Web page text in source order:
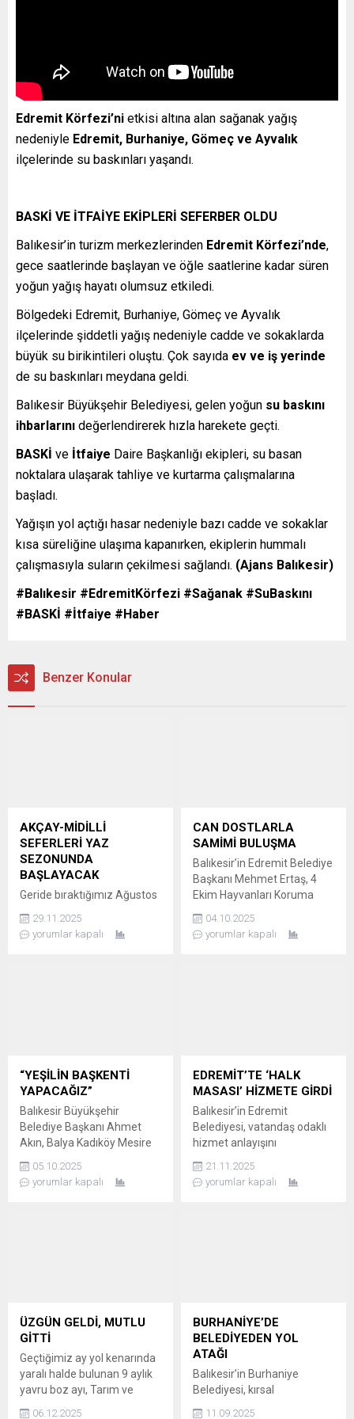
Edremit Körfezi’ni etkisi altına alan sağanak yağış
nedeniyle Edremit, Burhaniye, Gömeç ve Ayvalık
ilçelerinde su baskınları yaşandı.
BASKİ VE İTFAİYE EKİPLERİ SEFERBER OLDU
Balıkesir’in turizm merkezlerinden Edremit Körfezi’nde,
gece saatlerinde başlayan ve öğle saatlerine kadar süren
yoğun yağış hayatı olumsuz etkiledi.
Bölgedeki Edremit, Burhaniye, Gömeç ve Ayvalık
ilçelerinde şiddetli yağış nedeniyle cadde ve sokaklarda
büyük su birikintileri oluştu. Çok sayıda ev ve iş yerinde
de su baskınları meydana geldi.
Balıkesir Büyükşehir Belediyesi, gelen yoğun su baskını
ihbarlarını değerlendirerek hızla harekete geçti.
BASKİ ve İtfaiye Daire Başkanlığı ekipleri, su basan
noktalara ulaşarak tahliye ve kurtarma çalışmalarına
başladı.
Yağışın yol açtığı hasar nedeniyle bazı cadde ve sokaklar
kısa süreliğine ulaşıma kapanırken, ekiplerin hummalı
çalışmasıyla suların çekilmesi sağlandı. (Ajans Balıkesir)
#Balıkesir #EdremitKörfezi #Sağanak #SuBaskını
#BASKİ #İtfaiye #Haber
Benzer Konular
AKÇAY-MİDİLLİ
SEFERLERİ YAZ
SEZONUNDA
BAŞLAYACAK
Geride bıraktığımız Ağustos
ayında Balıkesir Deniz
Otobüsleri (BADO) Ayvalık-
Midilli seferlerini başlatan
lansmanında söz verdiği
Midilli seferlerini geride
faaliyete alarak Balıkesir
Deniz Otobüsleri AŞ (BADO)
adı altında Ayvalık
seferlerini başlatan...
29.11.2025
yorumlar kapalı
CAN DOSTLARLA
SAMİMİ BULUŞMA
Balıkesir’in Edremit Belediye
Başkanı Mehmet Ertaş, 4
Ekim Hayvanları Koruma
Günü’nde, Sokak Hayvanları
Bakım ve Rehabilitasyon
Merkezi’ni ziyaret etti.
Sokak Hayvanları Bakım ve
Rehabilitasyon Merkezi’ni
04.10.2025
yorumlar kapalı
“YEŞİLİN BAŞKENTİ
YAPACAĞIZ”
Balıkesir Büyükşehir
Belediye Başkanı Ahmet
Akın, Balya Kadıköy Mesire
konuşarak, 6 bin 350
metrekarelik engelsiz alanı
açılış töreni gerçekleştirildi.
Balya Belediye Başkanı
05.10.2025
yorumlar kapalı
EDREMİT’TE ‘HALK
MASASI’ HİZMETE GİRDİ
Balıkesir’in Edremit
Belediyesi, vatandaş odaklı
hizmet anlayışını
“Halk Masası” birimini
faaliyete geçirdi. Yeni
konularda tek merkezden
destek almasını sağlayacak.
BAŞKAN ERTAŞ: “HİZMET
21.11.2025
yorumlar kapalı
ÜZGÜN GELDİ, MUTLU
GİTTİ
Geçtiğimiz ay yol kenarında
yaralı halde bulunan 9 aylık
yavru boz ayı, Tarım ve
Orman Bakanlığı’na bağlı
06.12.2025
BURHANİYE’DE
BELEDİYEDEN YOL
ATAĞI
Balıkesir’in Burhaniye
Belediyesi, kırsal
mahallelerde yol yapım ve
11.09.2025